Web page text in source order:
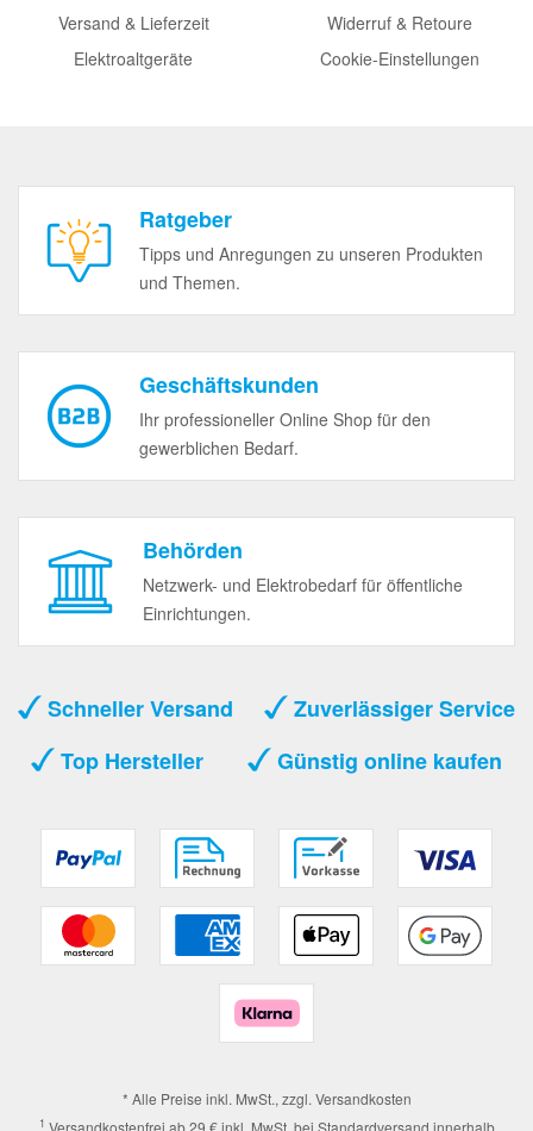
Versand & Lieferzeit
Elektroaltgeräte
Widerruf & Retoure
Cookie-Einstellungen
Ratgeber
Tipps und Anregungen zu unseren Produkten
und Themen.
Geschäftskunden
Ihr professioneller Online Shop für den
gewerblichen Bedarf.
Behörden
Netzwerk- und Elektrobedarf für öffentliche
Einrichtungen.
Schneller Versand
Zuverlässiger Service
Top Hersteller
Günstig online kaufen
* Alle Preise inkl. MwSt., zzgl. Versandkosten
1 Versandkostenfrei ab 29 € inkl. MwSt. bei Standardversand innerhalb